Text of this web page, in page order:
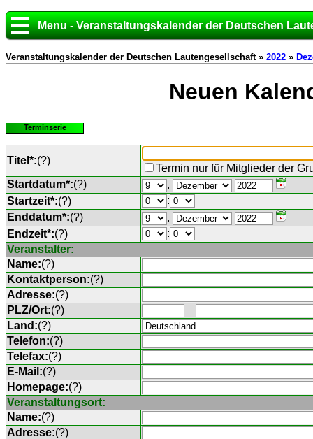
Menu - Veranstaltungskalender der Deutschen
Veranstaltungskalender der Deutschen Lautengesellschaft » 2022 »
Neuen
Terminserie
Titel*:(?)
Termin nur für Mitglieder der
Startdatum*:(?)
.
Startzeit*:(?)
:
Enddatum*:(?)
.
Endzeit*:(?)
:
Veranstalter:
Name:(?)
Kontaktperson:(?)
Adresse:(?)
PLZ/Ort:(?)
Land:(?)
Telefon:(?)
Telefax:(?)
E-Mail:(?)
Homepage:(?)
Veranstaltungsort:
Name:(?)
Adresse:(?)